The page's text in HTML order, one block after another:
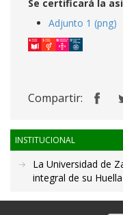
Se certificará la
Adjunto 1 (png)
Compartir:
INSTITUCIONAL
La Universidad de
integral de su